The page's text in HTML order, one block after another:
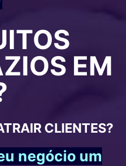
EM
CLIENTES?
negócio um